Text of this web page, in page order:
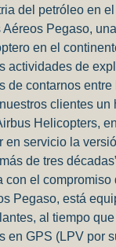
del petróleo en
Pegaso,
en el
actividades de
de contarnos
clientes
Helicopters,
servicio la
de tres
el
Pegaso, está
al tiempo
en GPS (LPV por